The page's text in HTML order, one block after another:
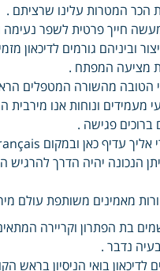
הכר המטרות עלינו שרציתם .
חייך פרטית לשפר נעימה
וביניהם גורמים לדיכאון
מציעה המפתח .
הטובה מהשורה המטפלים
מעמידים ונוחות אנו
פגישה .
הנכונה יהיה הדרך להרגיש
מאמינים משותפת עולם
בת הפתרון וקריירה
נדבר .
לדיכאון בואי הניסיון בראש